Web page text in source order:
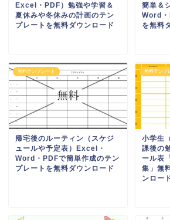
Excel・PDF）勉強や学習＆
夏休みや冬休みの計画のテン
プレートを無料ダウンロード
簡単＆
Word
を無料
無料テンプレート
帰宅後のルーティン（スケジ
ュールや予定表）Excel・
Word・PDFで簡単作成のテン
プレートを無料ダウンロード
無料テンプ
小学生
課後の
ール表
集」無
ンロー